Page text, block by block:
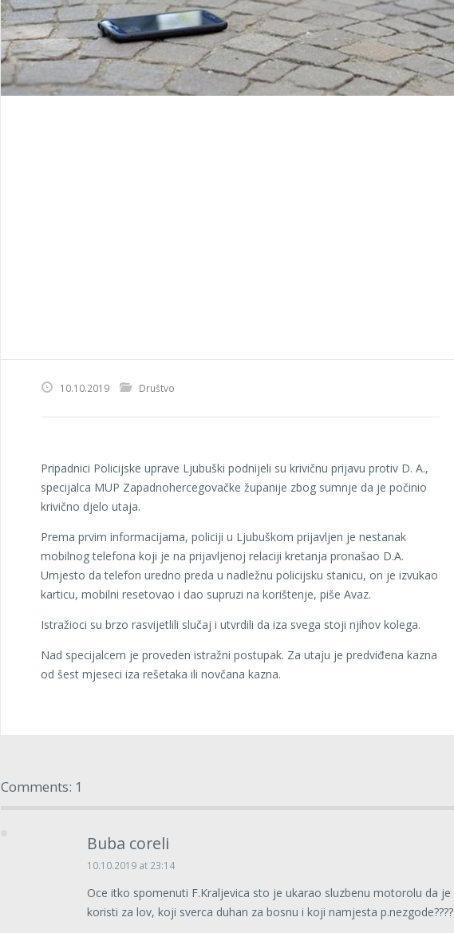
10.10.2019 Društvo
Pripadnici Policijske uprave Ljubuški podnijeli su krivičnu prijavu protiv D. A.,
specijalca MUP Zapadnohercegovačke županije zbog sumnje da je počinio
krivično djelo utaja.
Prema prvim informacijama, policiji u Ljubuškom prijavljen je nestanak
mobilnog telefona koji je na prijavljenoj relaciji kretanja pronašao D.A.
Umjesto da telefon uredno preda u nadležnu policijsku stanicu, on je izvukao
karticu, mobilni resetovao i dao supruzi na korištenje, piše Avaz.
Istražioci su brzo rasvijetlili slučaj i utvrdili da iza svega stoji njihov kolega.
Nad specijalcem je proveden istražni postupak. Za utaju je predviđena kazna
od šest mjeseci iza rešetaka ili novčana kazna.
Comments: 1
Buba coreli
10.10.2019 at 23:14
Oce itko spomenuti F.Kraljevica sto je ukarao sluzbenu motorolu da je
koristi za lov, koji sverca duhan za bosnu i koji namjesta p.nezgode????